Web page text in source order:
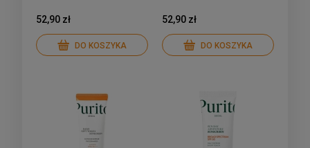
PA+++ 50ml
52,90 zł
DO KOSZYKA
52,90 zł
DO KOSZYKA